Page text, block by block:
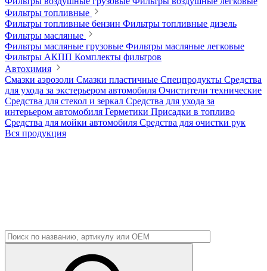
Фильтры топливные
Фильтры топливные бензин Фильтры топливные дизель
Фильтры масляные
Фильтры масляные грузовые Фильтры масляные легковые
Фильтры АКПП Комплекты фильтров
Автохимия
Смазки аэрозоли Смазки пластичные Спецпродукты Средства
для ухода за экстерьером автомобиля Очистители технические
Средства для стекол и зеркал Средства для ухода за
интерьером автомобиля Герметики Присадки в топливо
Средства для мойки автомобиля Средства для очистки рук
Вся продукция